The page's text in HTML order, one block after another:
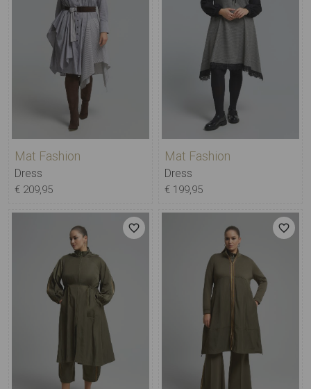
Mat Fashion
Dress
€ 209,95
Mat Fashion
Dress
€ 199,95